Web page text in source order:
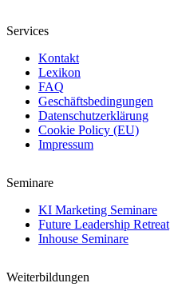
Services
Kontakt
Lexikon
FAQ
Geschäftsbedingungen
Datenschutzerklärung
Cookie Policy (EU)
Impressum
Seminare
KI Marketing Seminare
Future Leadership Retreat
Inhouse Seminare
Weiterbildungen